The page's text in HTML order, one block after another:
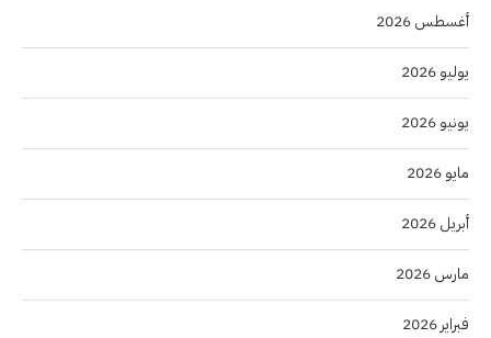
أغسطس 2026
يوليو 2026
يونيو 2026
مايو 2026
أبريل 2026
مارس 2026
فبراير 2026